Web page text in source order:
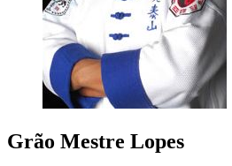
Grão Mestre Lopes